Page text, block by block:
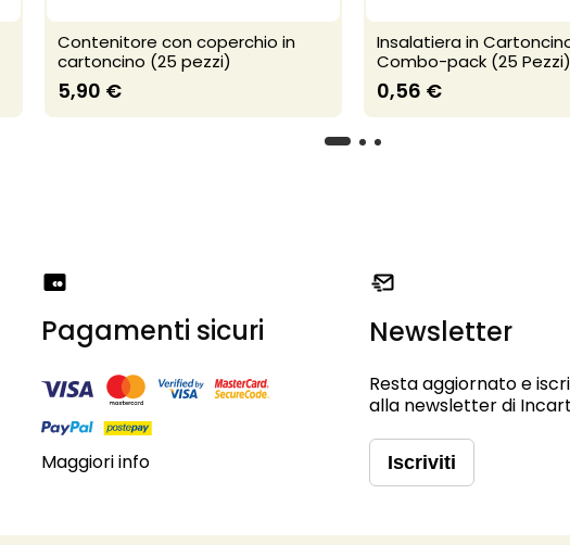
Contenitore con coperchio in
cartoncino (25 pezzi)
5,90 €
Insalatiera in
Combo-pack (25 Pezzi)
0,56 €
Pagamenti sicuri
Maggiori info
Newsletter
Resta aggiornato e
alla newsletter di
Iscriviti